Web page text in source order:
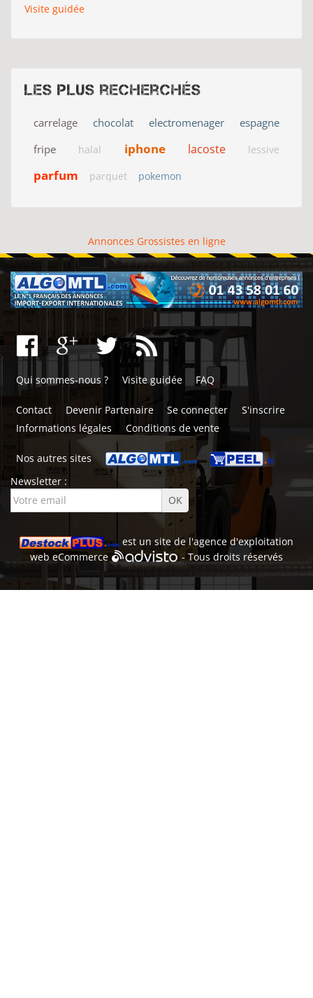
Visite guidée
Les plus recherchés
carrelage chocolat electromenager
espagne
fripe
halal iphone lacoste lessive
parfum parquet pokemon
Annonces Grossistes en ligne
Qui sommes-nous ? Visite guidée FAQ
Contact Devenir Partenaire Se connecter
S'inscrire
Informations légales
Conditions de vente
Nos autres sites
Newsletter :
est un site de l'agence d'exploitation
webeCommerce - Tous droits réservés